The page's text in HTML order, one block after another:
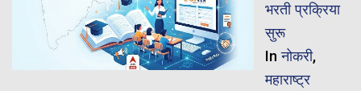
भरती प्रक्रिया
सुरू
Inनोकरी,
महाराष्ट्र